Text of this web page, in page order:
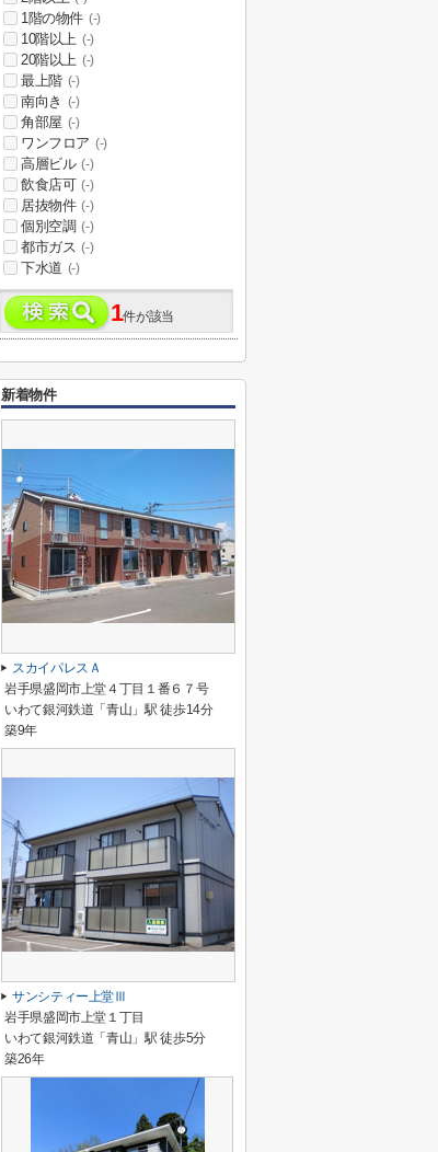
1階の物件 (-)
10階以上 (-)
20階以上 (-)
最上階 (-)
南向き (-)
角部屋 (-)
ワンフロア (-)
高層ビル (-)
飲食店可 (-)
居抜物件 (-)
個別空調 (-)
都市ガス (-)
下水道 (-)
1件が該当
新着物件
スカイパレスＡ
岩手県盛岡市上堂４丁目１番６７号
いわて銀河鉄道「青山」駅 徒歩14分
築9年
サンシティー上堂Ⅲ
岩手県盛岡市上堂１丁目
いわて銀河鉄道「青山」駅 徒歩5分
築26年